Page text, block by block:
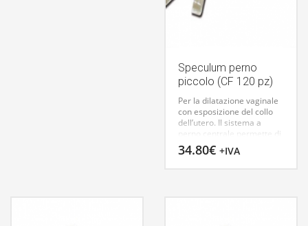
Speculum perno
piccolo (CF 120 pz)
Per la dilatazione vaginale
con esposizione del collo
dell’utero. Il sistema a
perno centrale permette di
regolare e bloccare con
sicurezza l’apertura del
34.80€ +IVA